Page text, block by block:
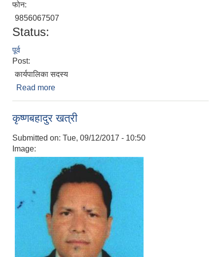
फोन:
9856067507
Status:
पूर्व
Post:
कार्यपालिका सदस्य
Read more
कृष्णबहादुर खत्री
Submitted on: Tue, 09/12/2017 - 10:50
Image: